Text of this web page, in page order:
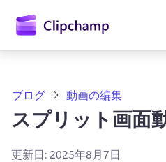
テ
ブログ 動画の編集
スプリット画面
更新日: 2025年8月7日